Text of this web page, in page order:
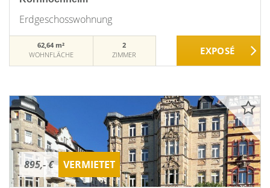
Erdgeschosswohnung
62,64 m²
WOHNFLÄCHE
2
ZIMMER
895,- € VERMIETET